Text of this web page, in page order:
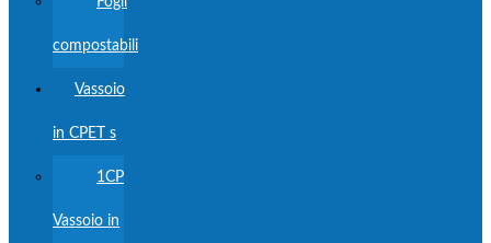
compostabili
Vassoio
in CPET s
1CP
Vassoio in